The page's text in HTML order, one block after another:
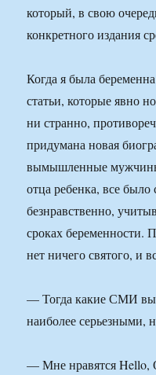
который, в свою
конкретного издания
Когда я была
статьи, которые явно
ни странно,
придумана новая
вымышленные
отца ребенка, все было
безнравственно,
сроках беременности.
нет ничего святого, и
— Тогда какие СМИ вы
наиболее серьезными,
— Мне нравятся Hello,